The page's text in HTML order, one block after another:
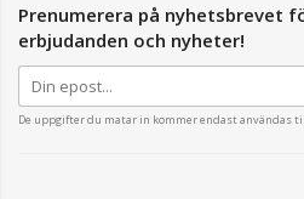
Prenumerera på nyhetsbrevet
erbjudanden och nyheter!
De uppgifter du matar in kommer endast användas